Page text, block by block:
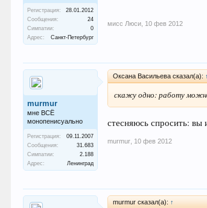
Регистрация:
28.01.2012
Сообщения:
24
Симпатии:
0
Адрес:
Санкт-Петербург
мисс Люси 10 фев 2012
murmur
мне ВСЁ
монопенисуально
Регистрация:
09.11.2007
Сообщения:
31.683
Симпатии:
2.188
Адрес:
Ленинград
Оксана Васильева сказал(а): ↑
скажу одно: работу
стесняюсь спросить: вы
murmur 10 фев 2012
murmur сказал(а): ↑